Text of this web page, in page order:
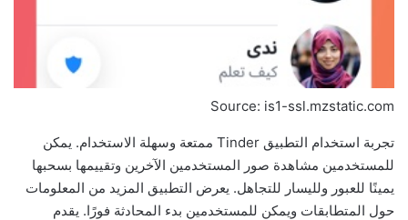
Source: is1-ssl.mzstatic.com
تجربة استخدام التطبيق Tinder ممتعة وسهلة الاستخدام. يمكن
للمستخدمين مشاهدة صور المستخدمين الآخرين وتقييمها بسحبها
يمينًا للعبور ولليسار للتجاهل. يعرض التطبيق المزيد من المعلومات
حول المتطابقات ويمكن للمستخدمين بدء المحادثة فورًا. يقدم